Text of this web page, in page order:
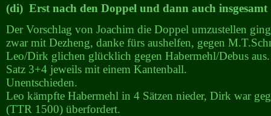
(di) Erst nach den Doppel und dann auch insgesamt
Der Vorschlag von Joachim die Doppel umzustellen
zwar mit Dezheng, danke fürs aushelfen, gegen
Leo/Dirk glichen glücklich gegen Habermehl/Debus
Satz 3+4 jeweils mit einem Kantenball.
Unentschieden.
Leo kämpfte Habermehl in 4 Sätzen nieder, Dirk war
(TTR 1500) überfordert.